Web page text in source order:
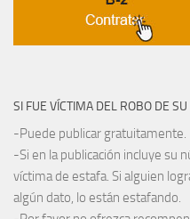
SI FUE VÍCTIMA DEL ROBO DE
-Puede publicar gratuitamente.
-Si en la publicación incluye su
víctima de estafa. Si alguien
algún dato, lo están estafando.